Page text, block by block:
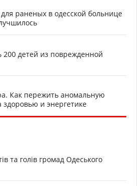
раненых в одесской больнице
200 детей из поврежденной
Как пережить аномальную
здоровью и энергетике
та голів громад Одеського